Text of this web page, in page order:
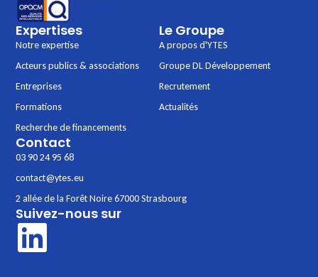
Expertises
Notre expertise
Acteurs publics & associations
Entreprises
Formations
Recherche de financements
Le Groupe
A propos d'YTES
Groupe DL Développement
Recrutement
Actualités
Contact
03 90 24 95 68
contact@ytes.eu
2 allée de la Forêt Noire 67000 Strasbourg
Suivez-nous sur